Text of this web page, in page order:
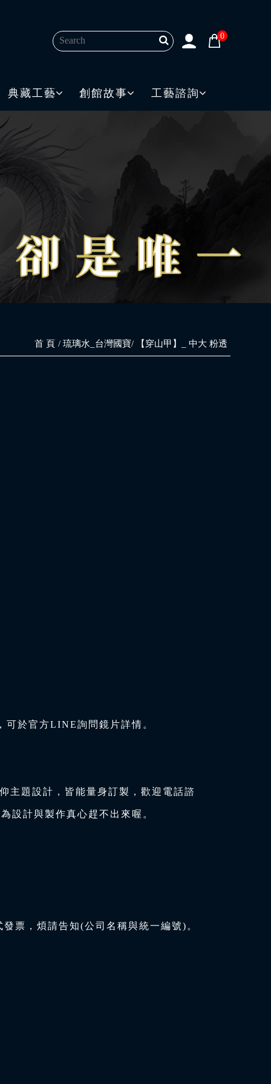
0
典藏工藝 創館故事 工藝諮詢
首 頁 琉璃水_台灣國寶 【穿山甲】_ 中大 粉透
可於官方LINE詢問鏡片詳情。
主題設計，皆能量身訂製，歡迎電話諮
設計與製作真心趕不出來喔。
票，煩請告知(公司名稱與統一編號)。